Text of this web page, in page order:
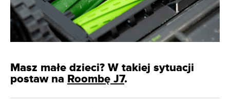
Masz małe dzieci? W takiej sytuacji
postaw na Roombę J7.